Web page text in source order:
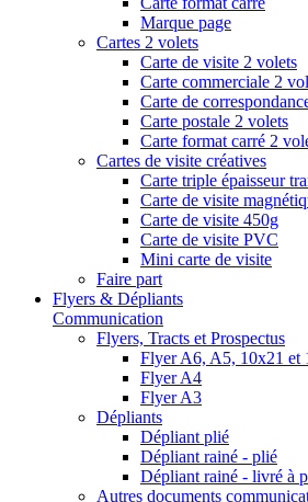
Marque page
Cartes 2 volets
Carte de visite 2 volets
Carte commerciale 2
Carte de
Carte postale 2 volets
Carte format carré 2
Cartes de visite créatives
Carte triple épaisseur
Carte de visite
Carte de visite 450g
Carte de visite PVC
Mini carte de visite
Faire part
Flyers & Dépliants
Communication
Flyers, Tracts et Prospectus
Flyer A6, A5, 10x21 et
Flyer A4
Flyer A3
Dépliants
Dépliant plié
Dépliant rainé - plié
Dépliant rainé - livré à
Autres documents